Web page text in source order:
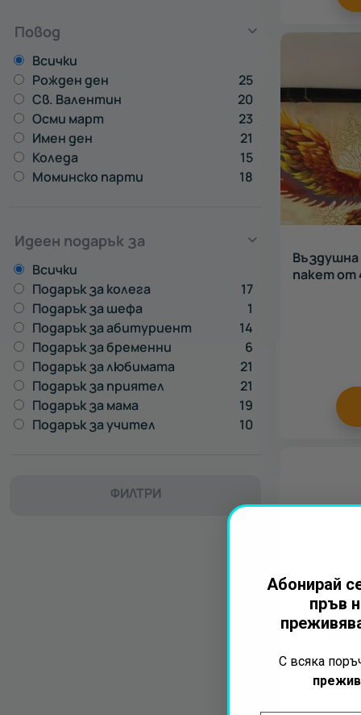
Повод
Всички
Рожден ден
25
Св. Валентин
20
Осми март
23
Имен ден
21
Коледа
15
Моминско парти
18
Идеен подарък за
Всички
Подарък за колега
17
Подарък за шефа
1
Подарък за абитуриент
14
Подарък за бременни
6
Подарък за любимата
21
Подарък за приятел
21
Подарък за мама
19
Подарък за учител
10
ФИЛТРИ
Въздушна
пакет от
Терапия
Варна
Абонирай
пръв
С всяка